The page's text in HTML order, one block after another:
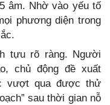
âm. Nhờ vào yếu tố
phương diện trong
tựu rõ ràng. Người
chủ động đề xuất
vượt qua được thử
sau thời gian nỗ